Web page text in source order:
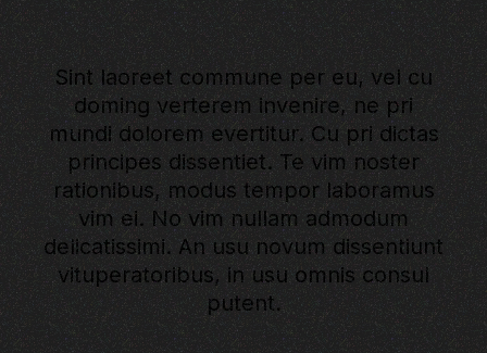
Sint laoreet commune per eu, vel cu
doming verterem invenire, ne pri
mundi dolorem evertitur. Cu pri dictas
principes dissentiet. Te vim noster
rationibus, modus tempor laboramus
vim ei. No vim nullam admodum
delicatissimi. An usu novum dissentiunt
vituperatoribus, in usu omnis consul
putent.